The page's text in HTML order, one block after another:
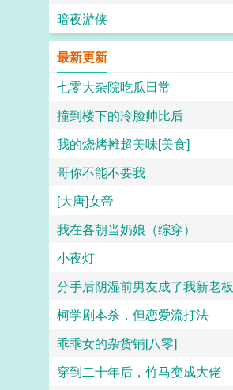
暗夜游侠
最新更新
七零大杂院吃瓜日常
撞到楼下的冷脸帅比后
我的烧烤摊超美味[美食]
哥你不能不要我
[大唐]女帝
我在各朝当奶娘（综穿）
小夜灯
分手后阴湿前男友成了我新老板
柯学剧本杀，但恋爱流打法
乖乖女的杂货铺[八零]
穿到二十年后，竹马变成大佬